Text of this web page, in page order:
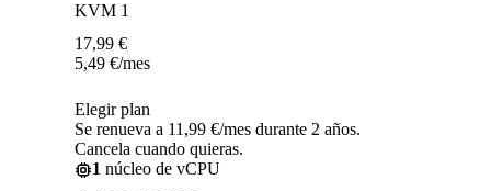
KVM 1
17,99 €
5,49 €/mes
Elegir plan
Se renueva a 11,99 €/mes durante 2 años.
Cancela cuando quieras.
1 núcleo de vCPU